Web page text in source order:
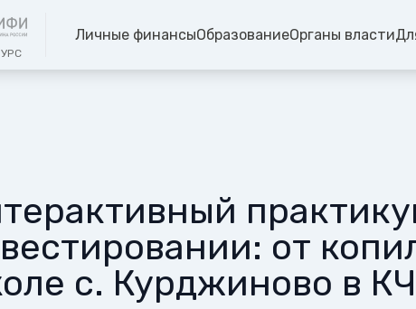
Личные финансыОбразованиеОрганы власти
от
с. Курджиново в